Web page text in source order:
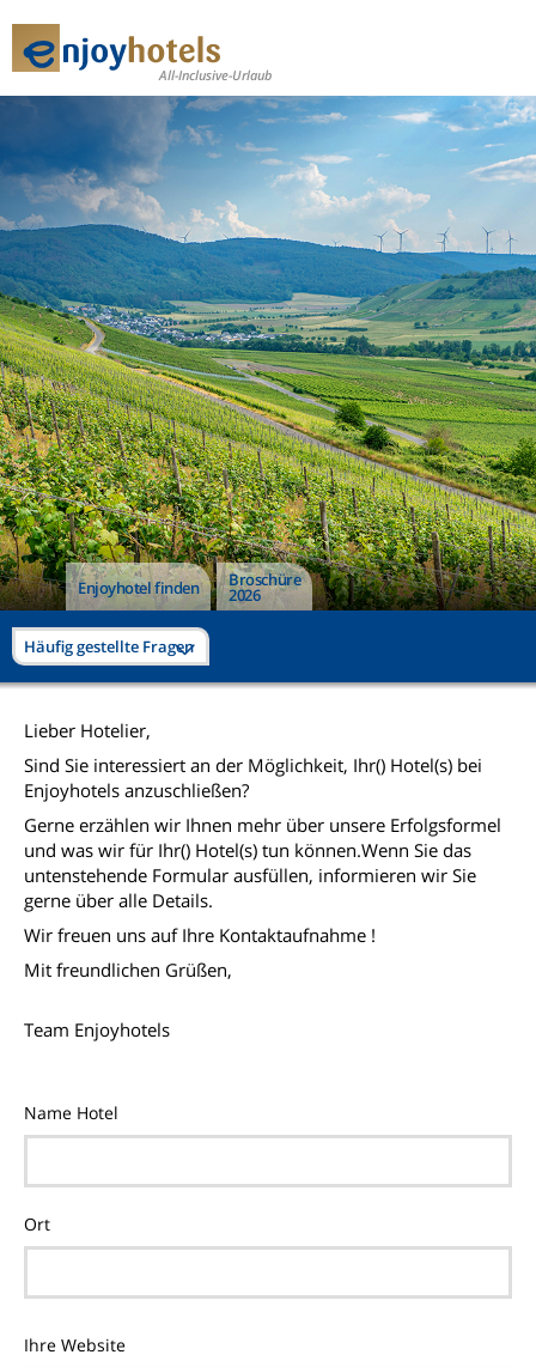
All-Inclusive-Urlaub
Enjoyhotel finden Broschüre
2026
Häufig gestellte Fragen
Lieber Hotelier,
Sind Sie interessiert an der Möglichkeit, Ihr() Hotel(s) bei
Enjoyhotels anzuschließen?
Gerne erzählen wir Ihnen mehr über unsere Erfolgsformel
und was wir für Ihr() Hotel(s) tun können.Wenn Sie das
untenstehende Formular ausfüllen, informieren wir Sie
gerne über alle Details.
Wir freuen uns auf Ihre Kontaktaufnahme !
Mit freundlichen Grüßen,
Team Enjoyhotels
Name Hotel
Ort
Ihre Website